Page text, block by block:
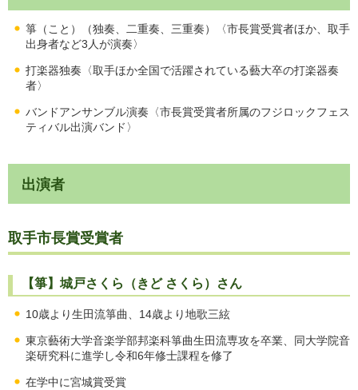
箏（こと）（独奏、二重奏、三重奏）〈市長賞受賞者ほか、取手
出身者など3人が演奏〉
打楽器独奏〈取手ほか全国で活躍されている藝大卒の打楽器奏
者〉
バンドアンサンブル演奏〈市長賞受賞者所属のフジロックフェス
ティバル出演バンド〉
出演者
取手市長賞受賞者
【箏】城戸さくら（きど さくら）さん
10歳より生田流箏曲、14歳より地歌三絃
東京藝術大学音楽学部邦楽科箏曲生田流専攻を卒業、同大学院音
楽研究科に進学し令和6年修士課程を修了
在学中に宮城賞受賞